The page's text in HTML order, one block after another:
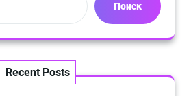
Поиск
Recent Posts